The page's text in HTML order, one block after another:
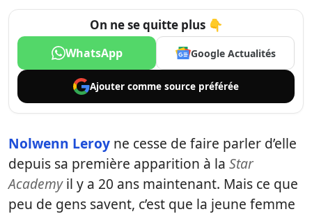
On ne se quitte plus 👇
WhatsApp Google Actualités
Ajouter comme source préférée
Nolwenn Leroy ne cesse de faire parler d’elle
depuis sa première apparition à la Star
Academyil y a 20 ans maintenant. Mais ce que
peu de gens savent, c’est que la jeune femme